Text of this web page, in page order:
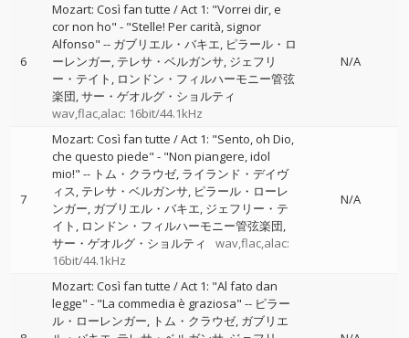
6
Mozart: Così fan tutte / Act 1: "Vorrei dir, e
cor non ho" - "Stelle! Per carità, signor
Alfonso" -- ガブリエル・バキエ ピラール・ロ
ーレンガー テレサ・ベルガンサ ジェフリ
ー・テイト
ロンドン・フィルハーモニー管弦
楽団 サー・ゲオルグ・ショルティ
wav,flac,alac: 16bit/44.1kHz
N/A
7
Mozart: Così fan tutte / Act 1: "Sento, oh Dio,
che questo piede" - "Non piangere, idol
mio!" -- トム・クラウゼ ライランド・デイヴ
ィス テレサ・ベルガンサ ピラール・ローレ
ンガー ガブリエル・バキエ ジェフリー・テ
イト
ロンドン・フィルハーモニー管弦楽団
サー・ゲオルグ・ショルティ
wav,flac,alac:
16bit/44.1kHz
N/A
Mozart: Così fan tutte / Act 1: "Al fato dan
legge" - "La commedia è graziosa" -- ピラー
ル・ローレンガー
トム・クラウゼ ガブリエ